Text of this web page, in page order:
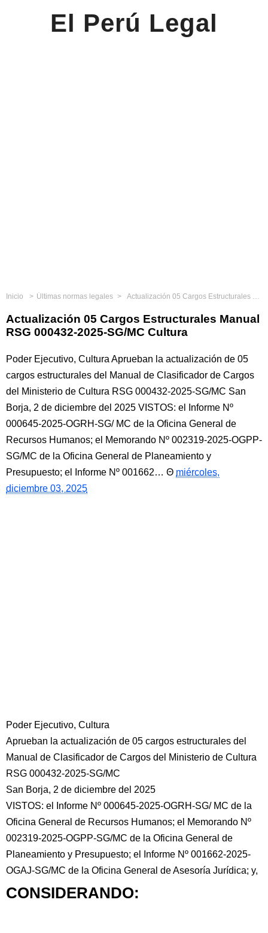
El Perú Legal
Inicio Últimas normas legales Actualización 05 Cargos Estructurales Manual RSG 000432-2025-SG/MC Cultura
Actualización 05 Cargos Estructurales Manual
RSG 000432-2025-SG/MC Cultura
Poder Ejecutivo, Cultura Aprueban la actualización de 05
cargos estructurales del Manual de Clasificador de Cargos
del Ministerio de Cultura RSG 000432-2025-SG/MC San
Borja, 2 de diciembre del 2025 VISTOS: el Informe Nº
000645-2025-OGRH-SG/ MC de la Oficina General de
Recursos Humanos; el Memorando Nº 002319-2025-OGPP-
SG/MC de la Oficina General de Planeamiento y
Presupuesto; el Informe Nº 001662…
miércoles,
diciembre 03, 2025
Poder Ejecutivo, Cultura
Aprueban la actualización de 05 cargos estructurales del
Manual de Clasificador de Cargos del Ministerio de Cultura
RSG 000432-2025-SG/MC
San Borja, 2 de diciembre del 2025
VISTOS: el Informe Nº 000645-2025-OGRH-SG/ MC de la
Oficina General de Recursos Humanos; el Memorando Nº
002319-2025-OGPP-SG/MC de la Oficina General de
Planeamiento y Presupuesto; el Informe Nº 001662-2025-
OGAJ-SG/MC de la Oficina General de Asesoría Jurídica; y,
CONSIDERANDO: